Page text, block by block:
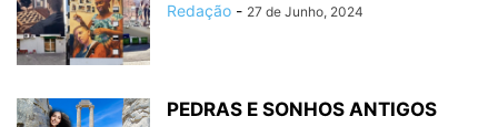
Redação - 27 de Junho, 2024
PEDRAS E SONHOS ANTIGOS